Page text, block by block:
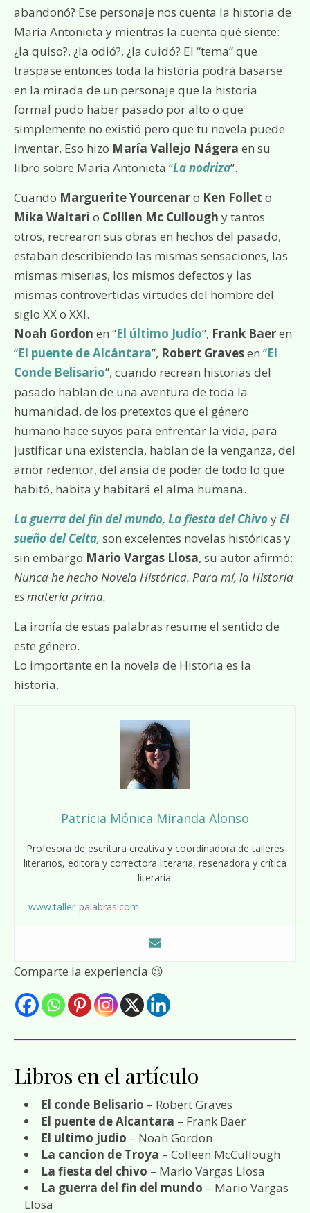
abandonó? Ese personaje nos cuenta la historia de
María Antonieta y mientras la cuenta qué siente:
¿la quiso?, ¿la odió?, ¿la cuidó? El “tema” que
traspase entonces toda la historia podrá basarse
en la mirada de un personaje que la historia
formal pudo haber pasado por alto o que
simplemente no existió pero que tu novela puede
inventar. Eso hizo María Vallejo Nágera en su
libro sobre María Antonieta “La nodriza”.
Cuando Marguerite Yourcenaro Ken Follet o
Mika Waltari o Colllen Mc Cullough y tantos
otros, recrearon sus obras en hechos del pasado,
estaban describiendo las mismas sensaciones, las
mismas miserias, los mismos defectos y las
mismas controvertidas virtudes del hombre del
siglo XX o XXI.
Noah Gordon en “El último Judío”, Frank Baeren
“El puente de Alcántara”, Robert Gravesen “El
Conde Belisario”, cuando recrean historias del
pasado hablan de una aventura de toda la
humanidad, de los pretextos que el género
humano hace suyos para enfrentar la vida, para
justificar una existencia, hablan de la venganza, del
amor redentor, del ansia de poder de todo lo que
habitó, habita y habitará el alma humana.
La guerra del fin del mundo, La fiesta del ChivoyEl
sueño del Celta, son excelentes novelas históricas y
sin embargo Mario Vargas Llosa, su autor afirmó:
Nunca he hecho Novela Histórica. Para mí, la Historia
es materia prima.
La ironía de estas palabras resume el sentido de
este género.
Lo importante en la novela de Historia es la
historia.
Patricia Mónica Miranda Alonso
Profesora de escritura creativa y coordinadora de talleres
literarios, editora y correctora literaria, reseñadora y crítica
literaria.
www.taller-palabras.com
Comparte la experiencia 😉
Libros en el artículo
El conde Belisario – Robert Graves
El puente de Alcantara – Frank Baer
El ultimo judio – Noah Gordon
La cancion de Troya – Colleen McCullough
La fiesta del chivo – Mario Vargas Llosa
La guerra del fin del mundo – Mario Vargas
Llosa